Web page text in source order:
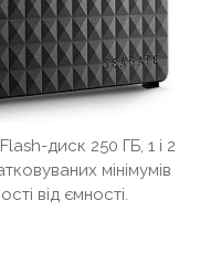
диск 250 ГБ, 1 і 2
мінімумів
від ємності.